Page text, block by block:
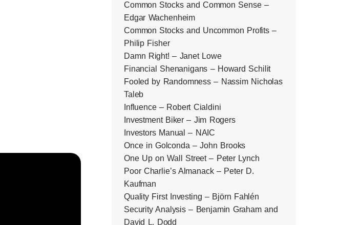
Common Stocks and Common Sense –
Edgar Wachenheim
Common Stocks and Uncommon Profits –
Philip Fisher
Damn Right! – Janet Lowe
Financial Shenanigans – Howard Schilit
Fooled by Randomness – Nassim Nicholas
Taleb
Influence – Robert Cialdini
Investment Biker – Jim Rogers
Investors Manual – NAIC
Once in Golconda – John Brooks
One Up on Wall Street – Peter Lynch
Poor Charlie’s Almanack – Peter D.
Kaufman
Quality First Investing – Björn Fahlén
Security Analysis – Benjamin Graham and
David L. Dodd